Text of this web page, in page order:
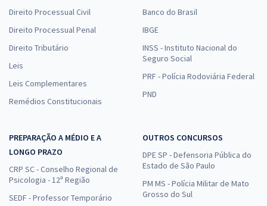
Direito Processual Civil
Direito Processual Penal
Direito Tributário
Leis
Leis Complementares
Remédios Constitucionais
Banco do Brasil
IBGE
INSS - Instituto Nacional do
Seguro Social
PRF - Polícia Rodoviária Federal
PND
PREPARAÇÃO A MÉDIO E A
LONGO PRAZO
CRP SC - Conselho Regional de
Psicologia - 12ª Região
SEDF - Professor Temporário
OUTROS CONCURSOS
DPE SP - Defensoria Pública do
Estado de São Paulo
PM MS - Polícia Militar de Mato
Grosso do Sul